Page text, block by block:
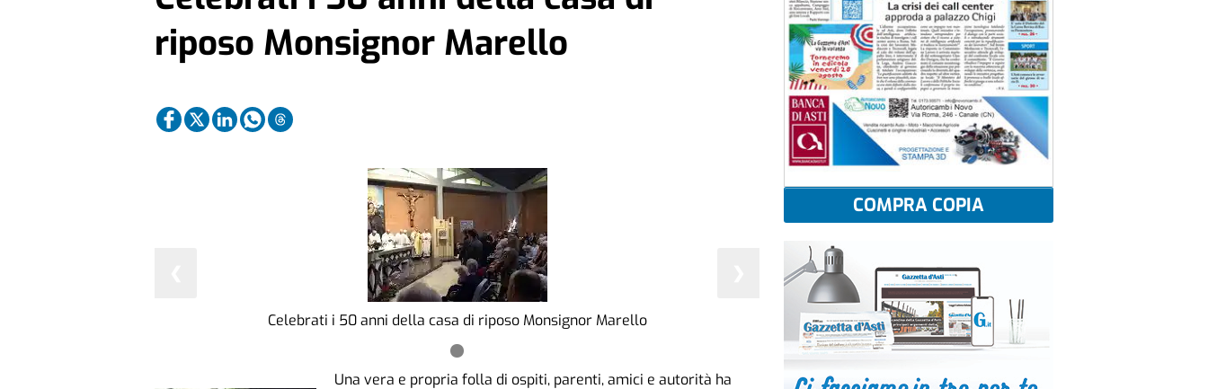
riposo Monsignor Marello
Celebrati i 50 anni della casa di riposo Monsignor Marello
Una vera e propria folla di ospiti, parenti, amici e autorità ha
COMPRA COPIA